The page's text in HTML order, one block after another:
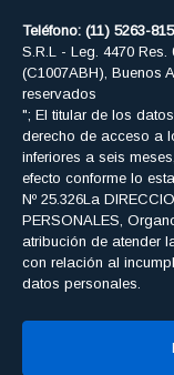
Teléfono: (11) 5263-
S.R.L - Leg. 4470
(C1007ABH), Buenos
reservados
"; El titular de los
derecho de acceso a
inferiores a seis
efecto conforme lo
Nº 25.326La
PERSONALES,
atribución de atender
con relación al
datos personales.